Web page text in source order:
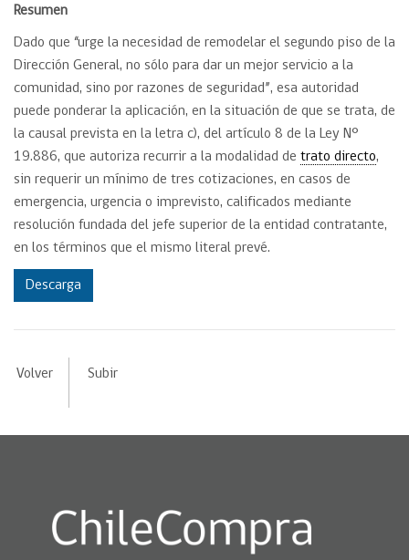
Resumen
Dado que “urge la necesidad de remodelar el segundo piso de la
Dirección General, no sólo para dar un mejor servicio a la
comunidad, sino por razones de seguridad”, esa autoridad
puede ponderar la aplicación, en la situación de que se trata, de
la causal prevista en la letra c), del artículo 8 de la Ley N°
19.886, que autoriza recurrir a la modalidad de trato directo,
sin requerir un mínimo de tres cotizaciones, en casos de
emergencia, urgencia o imprevisto, calificados mediante
resolución fundada del jefe superior de la entidad contratante,
en los términos que el mismo literal prevé.
Descarga
Volver Subir